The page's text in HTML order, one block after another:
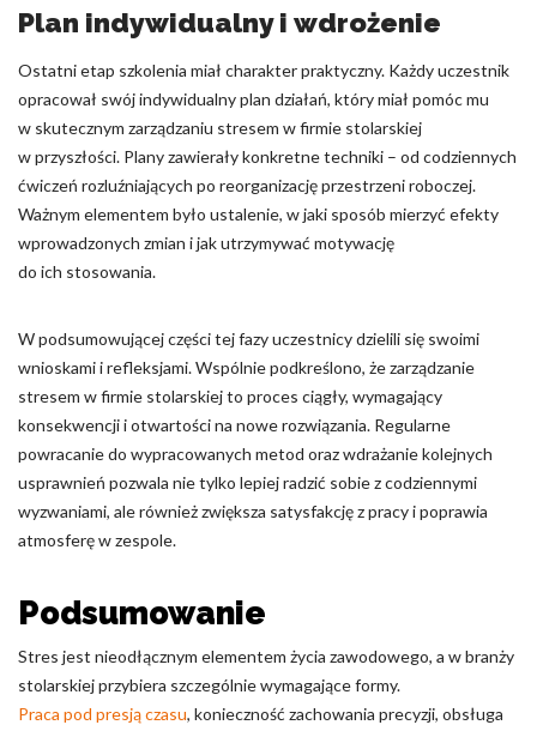
Plan indywidualny i wdrożenie
Ostatni etap szkolenia miał charakter praktyczny. Każdy uczestnik
opracował swój indywidualny plan działań, który miał pomóc mu
w skutecznym zarządzaniu stresem w firmie stolarskiej
w przyszłości. Plany zawierały konkretne techniki – od codziennych
ćwiczeń rozluźniających po reorganizację przestrzeni roboczej.
Ważnym elementem było ustalenie, w jaki sposób mierzyć efekty
wprowadzonych zmian i jak utrzymywać motywację
do ich stosowania.
W podsumowującej części tej fazy uczestnicy dzielili się swoimi
wnioskami i refleksjami. Wspólnie podkreślono, że zarządzanie
stresem w firmie stolarskiej to proces ciągły, wymagający
konsekwencji i otwartości na nowe rozwiązania. Regularne
powracanie do wypracowanych metod oraz wdrażanie kolejnych
usprawnień pozwala nie tylko lepiej radzić sobie z codziennymi
wyzwaniami, ale również zwiększa satysfakcję z pracy i poprawia
atmosferę w zespole.
Podsumowanie
Stres jest nieodłącznym elementem życia zawodowego, a w branży
stolarskiej przybiera szczególnie wymagające formy.
Praca pod presją czasu, konieczność zachowania precyzji, obsługa